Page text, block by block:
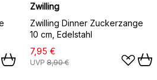
Zwilling
Zwilling Dinner Zuckerzange
10 cm, Edelstahl
7,95 €
UVP 8,90 €